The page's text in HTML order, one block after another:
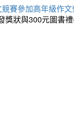
賽參加高年級作
獎狀與300元圖書